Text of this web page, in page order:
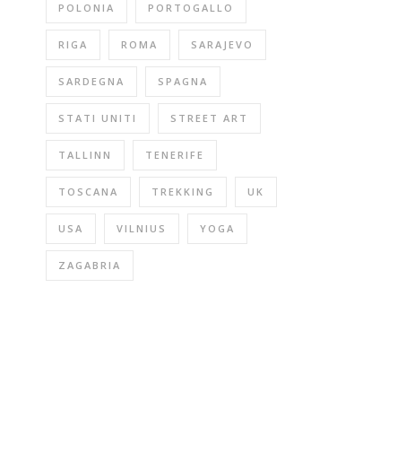
POLONIA PORTOGALLO
RIGA ROMA SARAJEVO
SARDEGNA SPAGNA
STATI UNITI STREET ART
TALLINN TENERIFE
TOSCANA TREKKING UK
USA VILNIUS YOGA
ZAGABRIA